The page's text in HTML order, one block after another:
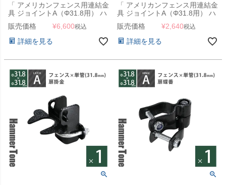
「 アメリカンフェンス用連結金
具 ジョイントA（Φ31.8用） ハ
ンマートーンブラック 10個セ
ット 」
販売価格 ¥6,600税込
詳細を見る
「 アメリカンフェンス用連結金
具 ジョイントA（Φ31.8用） ハ
ンマートーンブラック 4個セッ
ト 」
販売価格 ¥2,640税込
詳細を見る